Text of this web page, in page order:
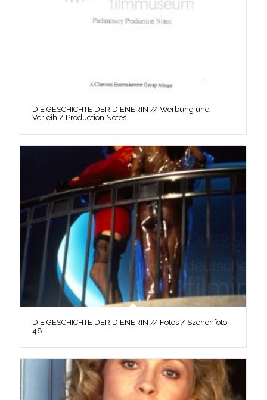
DIE GESCHICHTE DER DIENERIN // Werbung und
Verleih / Production Notes
DIE GESCHICHTE DER DIENERIN // Fotos / Szenenfoto
48